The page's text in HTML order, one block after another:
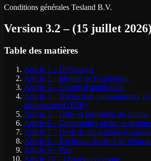
Conditions générales Tesland B.V.
Version 3.2 – (15 juillet 2026)
Table des matières
Article 1 – Définitions
Article 2 – Identité de l’exploitant
Article 3 – Champ d’application
Article 4 – Distinction consommateur et
professionnel (B2B)
Article 5 – Offre et formation du contrat
Article 6 – Commandes atelier et
Article 7 – Droit de rétractation
Article 8 – Exclusion du droit de
Article 9 – Prix
Article 10 – Livraison et risque